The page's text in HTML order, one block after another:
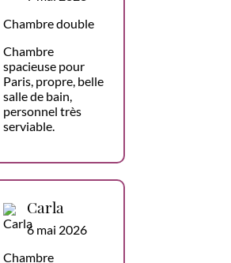
Chambre double
Chambre
spacieuse pour
Paris, propre, belle
salle de bain,
personnel très
serviable.
Carla
6 mai 2026
Chambre